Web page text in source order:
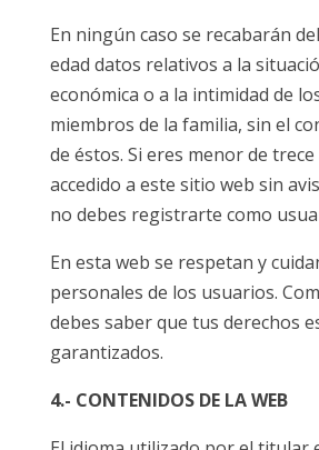
En ningún caso se recabarán
edad datos relativos a la
económica o a la intimidad de
miembros de la familia, sin el
de éstos. Si eres menor de
accedido a este sitio web sin
no debes registrarte como
En esta web se respetan y
personales de los usuarios.
debes saber que tus derechos
garantizados.
4.- CONTENIDOS DE LA WEB